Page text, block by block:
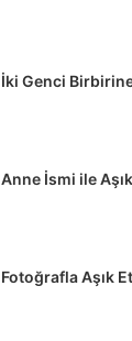
İki Genci
Anne İsmi ile
Fotoğrafla Aşık